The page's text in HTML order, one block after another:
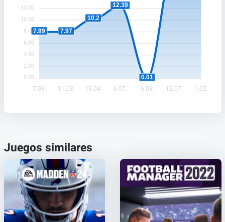
12.00
10.00
8.00
6.00
4.00
2.00
0.00
7.99 7.97
10.2
12.39
0.01
7.03. 31.03. 19.04. 6.07. 6.03. 12.07. 1.02.
Juegos similares